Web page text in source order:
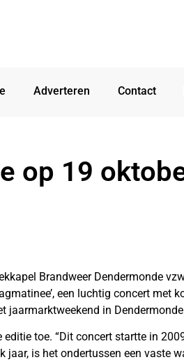
Adverteren Contact
op 19
Brandweer Dendermonde
een luchtig concert met
jaarmarktweekend in
editie toe. “Dit concert startte in
jaar, is het ondertussen een vaste